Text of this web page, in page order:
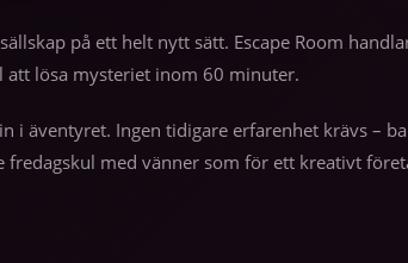
på ett helt nytt sätt. Escape Room
att lösa mysteriet inom 60 minuter.
i äventyret. Ingen tidigare erfarenhet krävs –
med vänner som för ett kreativt